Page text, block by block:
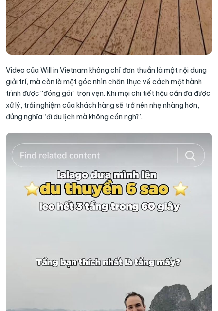
Video của Will in Vietnam không chỉ đơn thuần là một nội dung
giải trí, mà còn là một góc nhìn chân thực về cách một hành
trình được “đóng gói” trọn vẹn. Khi mọi chi tiết hậu cần đã được
xử lý, trải nghiệm của khách hàng sẽ trở nên nhẹ nhàng hơn,
đúng nghĩa “đi du lịch mà không cần nghĩ”.